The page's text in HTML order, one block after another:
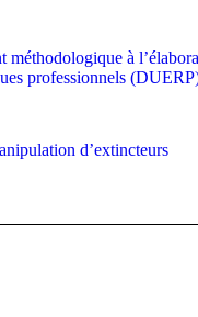
méthodologique à
professionnels
d’extincteurs